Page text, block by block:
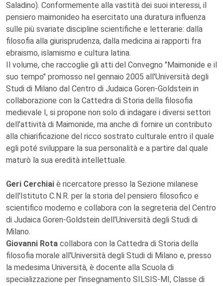
Saladino). Conformemente alla vastità dei suoi interessi, il
pensiero maimonideo ha esercitato una duratura influenza
sulle più svariate discipline scientifiche e letterarie: dalla
filosofia alla giurisprudenza, dalla medicina ai rapporti fra
ebraismo, islamismo e cultura latina.
Il volume, che raccoglie gli atti del Convegno "Maimonide e il
suo tempo" promosso nel gennaio 2005 all'Università degli
Studi di Milano dal Centro di Judaica Goren-Goldstein in
collaborazione con la Cattedra di Storia della filosofia
medievale I, si propone non solo di indagare i diversi settori
dell'attività di Maimonide, ma anche di fornire un contributo
alla chiarificazione del ricco sostrato culturale entro il quale
egli poté sviluppare la sua personalità e a partire dal quale
maturò la sua eredità intellettuale.
Geri Cerchiai è ricercatore presso la Sezione milanese
dell'Istituto C.N.R. per la storia del pensiero filosofico e
scientifico moderno e collabora con la segreteria del Centro
di Judaica Goren-Goldstein dell'Università degli Studi di
Milano.
Giovanni Rota collabora con la Cattedra di Storia della
filosofia morale all'Università degli Studi di Milano e, presso
la medesima Università, è docente alla Scuola di
specializzazione per l'insegnamento SILSIS-MI, Classe di